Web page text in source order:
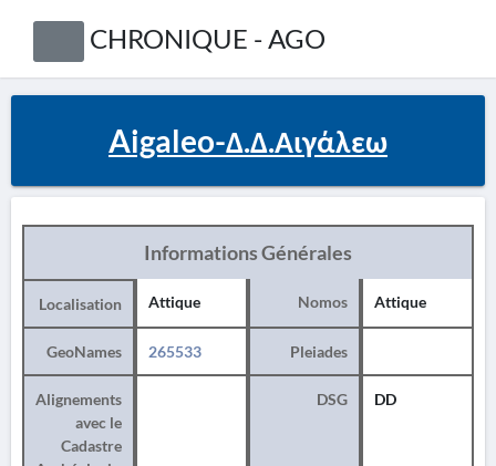
CHRONIQUE - AGO
Aigaleo-Δ.Δ.Αιγάλεω
Informations Générales
Localisation Attique Nomos Attique
GeoNames 265533 Pleiades
Alignements
avec le
Cadastre
DSG DD